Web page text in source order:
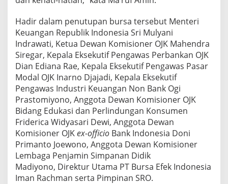
Hadir dalam penutupan bursa tersebut Menteri
Keuangan Republik Indonesia Sri Mulyani
Indrawati, Ketua Dewan Komisioner OJK Mahendra
Siregar, Kepala Eksekutif Pengawas Perbankan OJK
Dian Ediana Rae, Kepala Eksekutif Pengawas Pasar
Modal OJK Inarno Djajadi, Kepala Eksekutif
Pengawas Industri Keuangan Non Bank Ogi
Prastomiyono, Anggota Dewan Komisioner OJK
Bidang Edukasi dan Perlindungan Konsumen
Friderica Widyasari Dewi, Anggota Dewan
Komisioner OJKex-officio Bank Indonesia Doni
Primanto Joewono, Anggota Dewan Komisioner
Lembaga Penjamin Simpanan Didik
Madiyono, Direktur Utama PT Bursa Efek Indonesia
Iman Rachman serta Pimpinan SRO.